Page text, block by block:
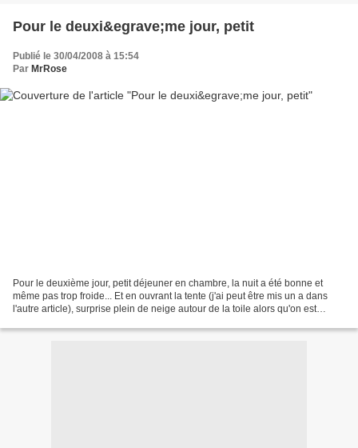
Pour le deuxi&egrave;me jour, petit
Publié le 30/04/2008 à 15:54
Par MrRose
Pour le deuxième jour, petit déjeuner en chambre, la nuit a été bonne et
même pas trop froide... Et en ouvrant la tente (j'ai peut être mis un a dans
l'autre article), surprise plein de neige autour de la toile alors qu'on est